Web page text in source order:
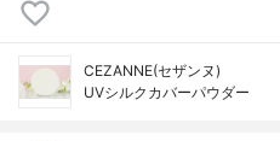
CEZANNE(セザンヌ)
UVシルクカバーパウダー